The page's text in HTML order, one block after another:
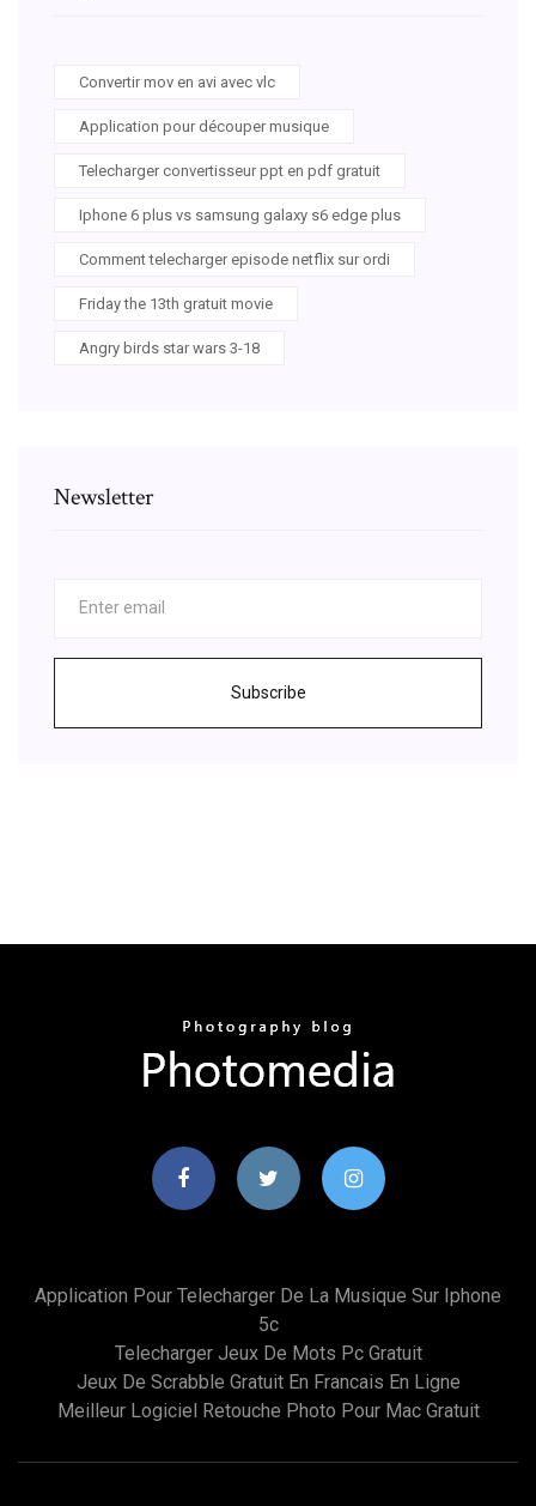
Convertir mov en avi avec vlc
Application pour découper musique
Telecharger convertisseur ppt en pdf gratuit
Iphone 6 plus vs samsung galaxy s6 edge plus
Comment telecharger episode netflix sur ordi
Friday the 13th gratuit movie
Angry birds star wars 3-18
Newsletter
Subscribe
Application Pour Telecharger De La Musique Sur Iphone
5c
Telecharger Jeux De Mots Pc Gratuit
Jeux De Scrabble Gratuit En Francais En Ligne
Meilleur Logiciel Retouche Photo Pour Mac Gratuit